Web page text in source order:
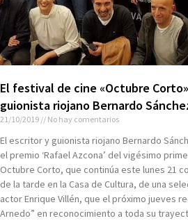
El festival de cine «Octubre
guionista riojano Bernardo
21/10/2019 No hay comentarios
El escritor y guionista riojano Bernardo
el premio ‘Rafael Azcona’ del vigésimo
Octubre Corto, que continúa este lunes 21
de la tarde en la Casa de Cultura, de una
actor Enrique Villén, que el próximo jueves
Arnedo” en reconocimiento a toda su